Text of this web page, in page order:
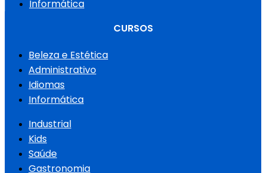
Informática
CURSOS
Beleza e Estética
Administrativo
Idiomas
Informática
Industrial
Kids
Saúde
Gastronomia